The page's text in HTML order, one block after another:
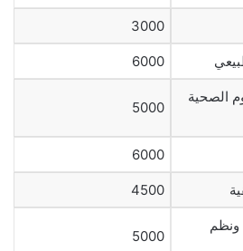
3000
6000
الصحية
5000
6000
4500
5000